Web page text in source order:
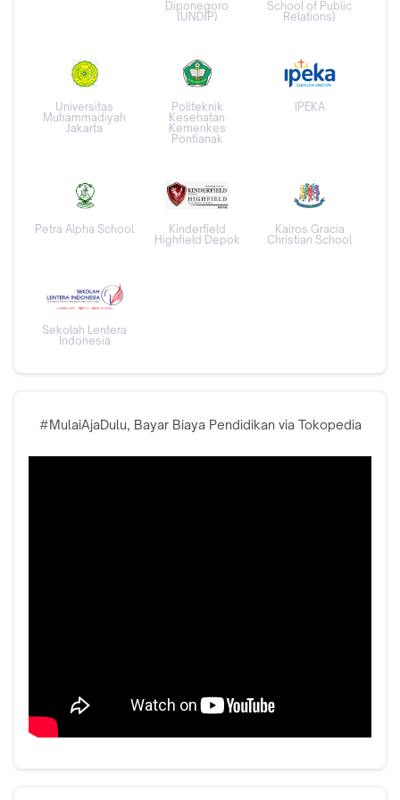
Diponegoro
(UNDIP)
School of Public
Relations)
Universitas
Muhammadiyah
Jakarta
Politeknik
Kesehatan
Kemenkes
Pontianak
IPEKA
Petra Alpha School
Kinderfield
Highfield Depok
Kairos Gracia
Christian School
Sekolah Lentera
Indonesia
#MulaiAjaDulu, Bayar Biaya Pendidikan via Tokopedia